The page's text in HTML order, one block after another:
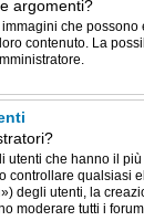
argomenti?
che possono
contenuto. La
utenti che hanno il
controllare qualsiasi
degli utenti, la
moderare tutti i